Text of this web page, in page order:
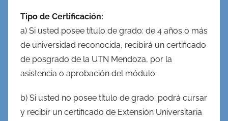
Tipo de Certificación:
a) Si usted posee título de grado: de 4 años o más
de universidad reconocida, recibirá un certificado
de posgrado de la UTN Mendoza, por la
asistencia o aprobación del módulo.
b) Si usted no posee título de grado: podrá cursar
y recibir un certificado de Extensión Universitaria